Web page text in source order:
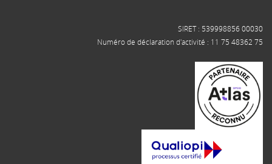
SIRET : 539998856 00030
Numéro de déclaration d'activité : 11 75 48362 75